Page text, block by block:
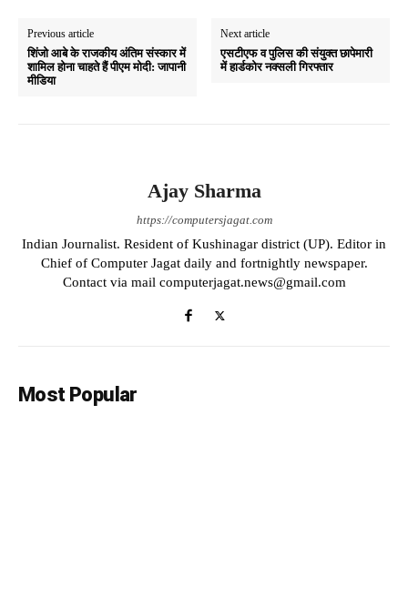
Previous article
शिंजो आबे के राजकीय अंतिम संस्कार में
शामिल होना चाहते हैं पीएम मोदी: जापानी
मीडिया
Next article
एसटीएफ व पुलिस की संयुक्त छापेमारी
में हार्डकोर नक्सली गिरफ्तार
Ajay Sharma
https://computersjagat.com
Indian Journalist. Resident of Kushinagar district (UP). Editor in
Chief of Computer Jagat daily and fortnightly newspaper.
Contact via mail computerjagat.news@gmail.com
Most Popular